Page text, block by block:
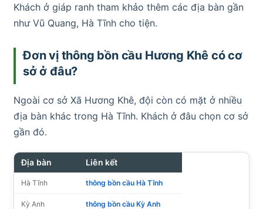
Khách ở giáp ranh tham khảo thêm các địa bàn gần
như Vũ Quang, Hà Tĩnh cho tiện.
Đơn vị thông bồn cầu Hương Khê có cơ
sở ở đâu?
Ngoài cơ sở Xã Hương Khê, đội còn có mặt ở nhiều
địa bàn khác trong Hà Tĩnh. Khách ở đâu chọn cơ sở
gần đó.
Địa bàn Liên kết
Hà Tĩnh thông bồn cầu Hà Tĩnh
Kỳ Anh thông bồn cầu Kỳ Anh